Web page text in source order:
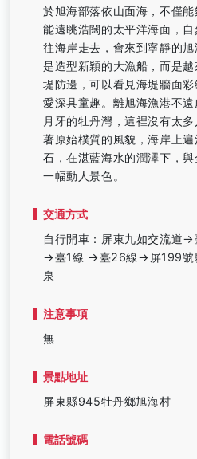
於旭海部落依山面海，不僅
能遠眺浩闊的太平洋海面，
往海岸走去，會來到寧靜的
是造型新穎的大漁船，而是
堤防邊，可以看見海堤牆面
愛深具童趣。離旭海漁港不
月牙的牡丹灣，這裡沒有太
著原始樸質的風貌，海岸上
石，在湛藍海水的潤澤下，
一幅動人景色。
交通方式
自行開車：屏東九如交流道
→臺1線 →臺26線→屏199號
泉
注意事項
無
景點地址
屏東縣945牡丹鄉旭海村
電話號碼